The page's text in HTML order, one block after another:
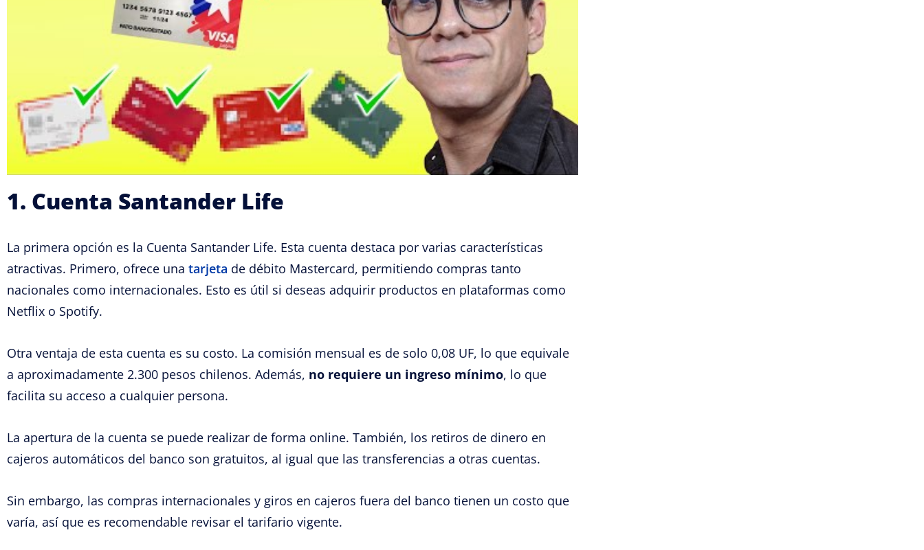
1. Cuenta Santander Life
La primera opción es la Cuenta Santander Life. Esta cuenta destaca por varias características
atractivas. Primero, ofrece una tarjeta de débito Mastercard, permitiendo compras tanto
nacionales como internacionales. Esto es útil si deseas adquirir productos en plataformas como
Netflix o Spotify.
Otra ventaja de esta cuenta es su costo. La comisión mensual es de solo 0,08 UF, lo que equivale
a aproximadamente 2.300 pesos chilenos. Además, no requiere un ingreso mínimo, lo que
facilita su acceso a cualquier persona.
La apertura de la cuenta se puede realizar de forma online. También, los retiros de dinero en
cajeros automáticos del banco son gratuitos, al igual que las transferencias a otras cuentas.
Sin embargo, las compras internacionales y giros en cajeros fuera del banco tienen un costo que
varía, así que es recomendable revisar el tarifario vigente.